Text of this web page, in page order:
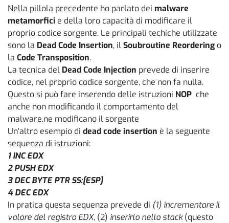
Nella pillola precedente ho parlato dei malware
metamorfici e della loro capacità di modificare il
proprio codice sorgente. Le principali techiche utilizzate
sono la Dead Code Insertion, ilSoubroutine Reordering o
la Code Transposition.
La tecnica del Dead Code Injection prevede di inserire
codice, nel proprio codice sorgente, che non fa nulla.
Questo si può fare inserendo delle istruzioni NOP che
anche non modificando il comportamento del
malware,ne modificano il sorgente
Un'altro esempio di dead code insertion è la seguente
sequenza di istruzioni:
1 INC EDX
2 PUSH EDX
3 DEC BYTE PTR SS:[ESP]
4 DEC EDX
In pratica questa sequenza prevede di (1) incrementare il
valore del registro EDX, (2) inserirlo nello stack(questo